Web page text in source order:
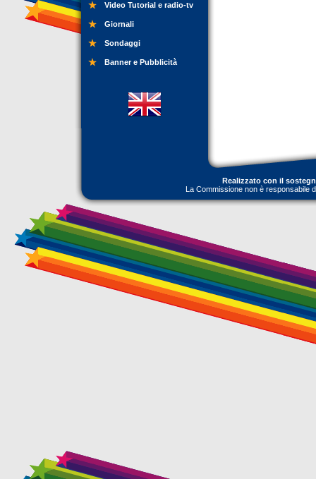
Video Tutorial e radio-tv
Giornali
Sondaggi
Banner e Pubblicità
Realizzato con il
La Commissione non è responsabile